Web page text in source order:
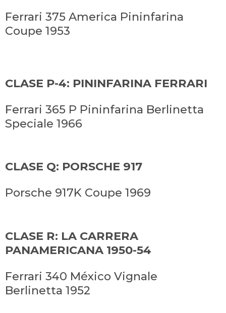
Ferrari 375 America Pininfarina
Coupe 1953
CLASE P-4: PININFARINA FERRARI
Ferrari 365 P Pininfarina Berlinetta
Speciale 1966
CLASE Q: PORSCHE 917
Porsche 917K Coupe 1969
CLASE R: LA CARRERA
PANAMERICANA 1950-54
Ferrari 340 México Vignale
Berlinetta 1952